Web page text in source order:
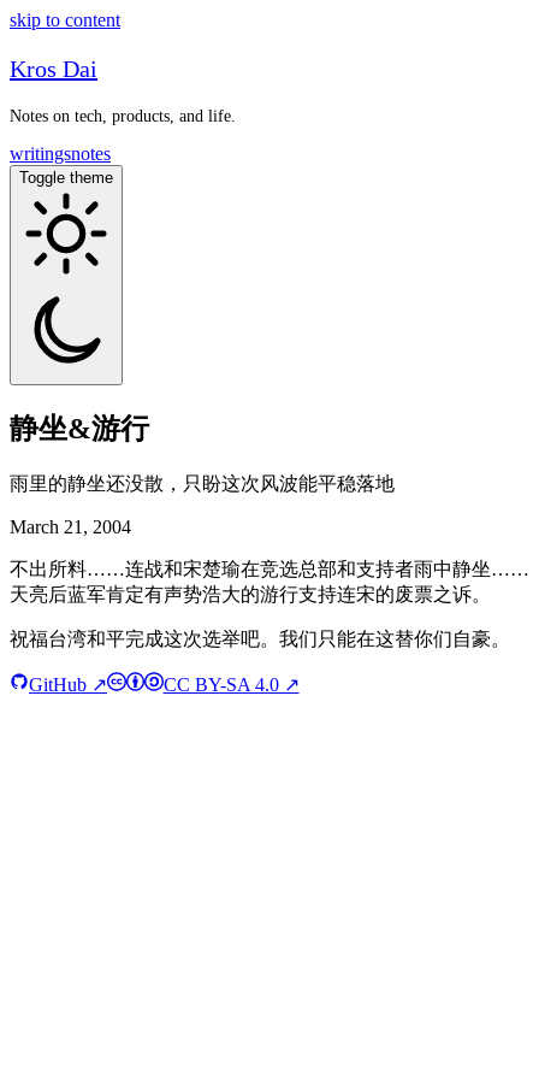
skip to content
Kros Dai
Notes on tech, products, and life.
writingsnotes
Toggle theme
静坐&游行
雨里的静坐还没散，只盼这次风波能平稳落地
March 21, 2004
不出所料……连战和宋楚瑜在竞选总部和支持者雨中静坐……
天亮后蓝军肯定有声势浩大的游行支持连宋的废票之诉。
祝福台湾和平完成这次选举吧。我们只能在这替你们自豪。
GitHub ↗ CC BY-SA 4.0 ↗